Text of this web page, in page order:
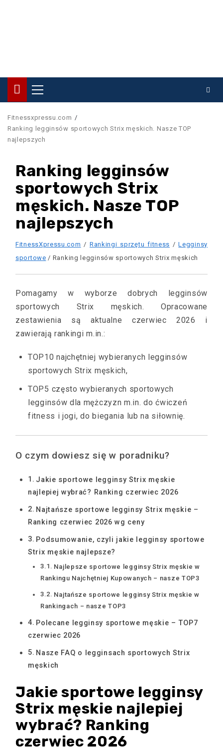
Primary
Menu
Fitnessxpressu.com
Ranking legginsów sportowych Strix męskich. Nasze TOP
najlepszych
Ranking legginsów
sportowych Strix
męskich. Nasze TOP
najlepszych
FitnessXpressu.com / Rankingi sprzętu fitness /Legginsy
sportowe / Ranking legginsów sportowych Strix męskich
Pomagamy w wyborze dobrych legginsów
sportowych Strix męskich. Opracowane
zestawienia są aktualne czerwiec 2026 i
zawierają rankingi m.in.:
TOP10 najchętniej wybieranych legginsów
sportowych Strix męskich,
TOP5 często wybieranych sportowych
legginsów dla mężczyzn m.in. do ćwiczeń
fitness i jogi, do biegania lub na siłownię.
O czym dowiesz się w poradniku?
Jakie sportowe legginsy Strix męskie
najlepiej wybrać? Ranking czerwiec 2026
Najtańsze sportowe legginsy Strix męskie –
Ranking czerwiec 2026 wg ceny
Podsumowanie, czyli jakie legginsy sportowe
Strix męskie najlepsze?
Najlepsze sportowe legginsy Strix męskie w
Rankingu Najchętniej Kupowanych – nasze TOP3
Najtańsze sportowe legginsy Strix męskie w
Rankingach – nasze TOP3
Polecane legginsy sportowe męskie – TOP7
czerwiec 2026
Nasze FAQ o legginsach sportowych Strix
męskich
Jakie sportowe legginsy
Strix męskie najlepiej
wybrać? Ranking
czerwiec 2026